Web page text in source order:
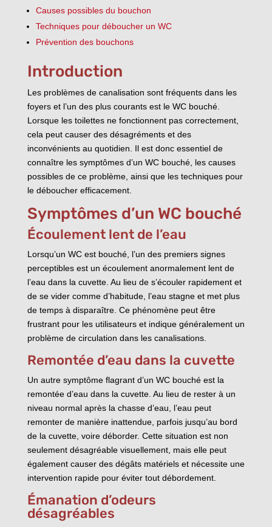
Causes possibles du bouchon
Techniques pour déboucher un WC
Prévention des bouchons
Introduction
Les problèmes de canalisation sont fréquents dans les
foyers et l’un des plus courants est le WC bouché.
Lorsque les toilettes ne fonctionnent pas correctement,
cela peut causer des désagréments et des
inconvénients au quotidien. Il est donc essentiel de
connaître les symptômes d’un WC bouché, les causes
possibles de ce problème, ainsi que les techniques pour
le déboucher efficacement.
Symptômes d’un WC bouché
Écoulement lent de l’eau
Lorsqu’un WC est bouché, l’un des premiers signes
perceptibles est un écoulement anormalement lent de
l’eau dans la cuvette. Au lieu de s’écouler rapidement et
de se vider comme d’habitude, l’eau stagne et met plus
de temps à disparaître. Ce phénomène peut être
frustrant pour les utilisateurs et indique généralement un
problème de circulation dans les canalisations.
Remontée d’eau dans la cuvette
Un autre symptôme flagrant d’un WC bouché est la
remontée d’eau dans la cuvette. Au lieu de rester à un
niveau normal après la chasse d’eau, l’eau peut
remonter de manière inattendue, parfois jusqu’au bord
de la cuvette, voire déborder. Cette situation est non
seulement désagréable visuellement, mais elle peut
également causer des dégâts matériels et nécessite une
intervention rapide pour éviter tout débordement.
Émanation d’odeurs
désagréables